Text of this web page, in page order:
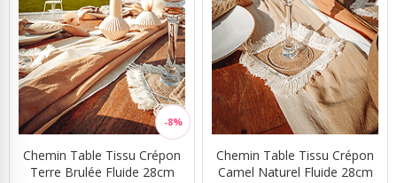
Chemin Table Tissu Crépon
Terre Brulée Fluide 28cm
Chemin Table Tissu Crépon
Camel Naturel Fluide 28cm